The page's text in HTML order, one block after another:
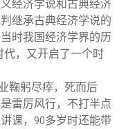
经济学说和古典经济
继承古典经济学说的
时我国经济学界的历
，又开启了一个时
鞠躬尽瘁，死而后
雷厉风行，不打半点
课， 90多岁时还能带